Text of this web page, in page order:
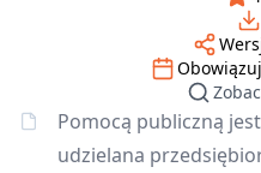
Pomocą publiczną
udzielana